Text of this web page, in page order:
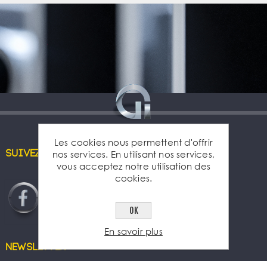
Suivez-nous
Newsletter
Les cookies nous permettent d'offrir
nos services. En utilisant nos services,
vous acceptez notre utilisation des
cookies.
OK
En savoir plus